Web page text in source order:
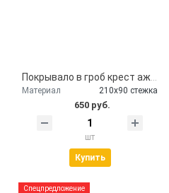
Материал 210х90 стежка
650 руб.
шт
Купить
Спецпредложение